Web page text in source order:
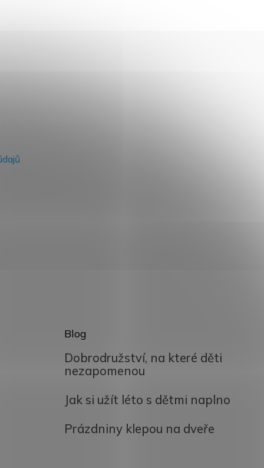
Blog
Dobrodružství, na které děti
nezapomenou
Jak si užít léto s dětmi naplno
Prázdniny klepou na dveře